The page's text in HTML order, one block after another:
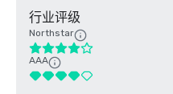
行业评级
Northstar
AAA